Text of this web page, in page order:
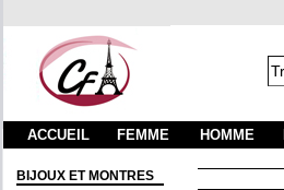
ACCUEIL FEMME HOMME
BIJOUX ET MONTRES